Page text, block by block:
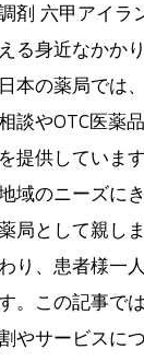
剤 六甲アイラ
る身近なかか
本の薬局では
談やOTC医薬
提供していま
域のニーズに
局として親し
り、患者様一
。この記事で
やサービスに